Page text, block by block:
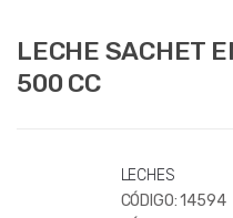
LECHE SACHET
500 CC
LECHES
CÓDIGO:14594